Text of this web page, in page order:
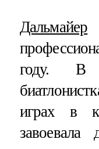
Дальмайер
году. В
играх в
завоевала